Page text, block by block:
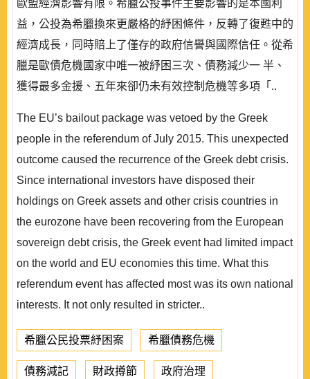
歐盟經濟影響有限。希臘公投事件主要影響的是本國利
益，公投為希臘換來更嚴格的紓困條件，反轉了復甦中的
經濟成長，同時賠上了僅存的政府信譽與國際信任。從希
臘是歐債危機國家中唯一被紓困三次、債務減少一 半、
獲得最多金援、五年來卻仍未有效控制危機等多項「..
The EU’s bailout package was vetoed by the Greek
people in the referendum of July 2015. This unexpected
outcome caused the recurrence of the Greek debt crisis.
Since international investors have disposed their
holdings on Greek assets and other crisis countries in
the eurozone have been recovering from the European
sovereign debt crisis, the Greek event had limited impact
on the world and EU economies this time. What this
referendum event has affected most was its own national
interests. It not only resulted in stricter..
希臘公民投票紓困案 希臘債務危機
債務減記 財政撙節 政府治理